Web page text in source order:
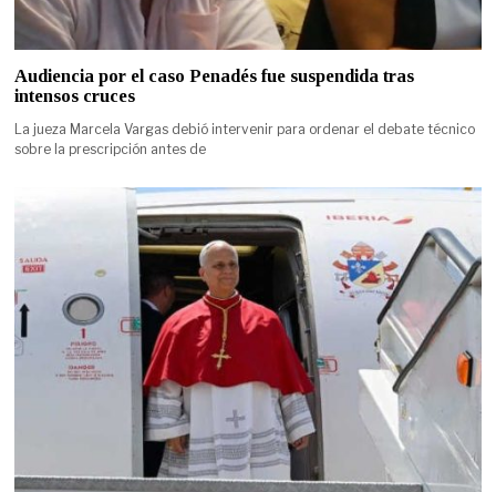
Audiencia por el caso Penadés fue suspendida tras
intensos cruces
La jueza Marcela Vargas debió intervenir para ordenar el debate técnico
sobre la prescripción antes de